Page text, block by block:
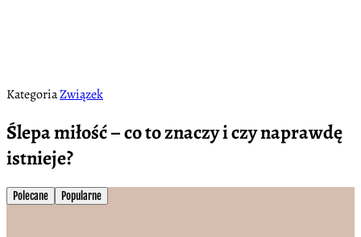
KategoriaZwiązek
Ślepa miłość – co to znaczy i czy naprawdę
istnieje?
Polecane Popularne